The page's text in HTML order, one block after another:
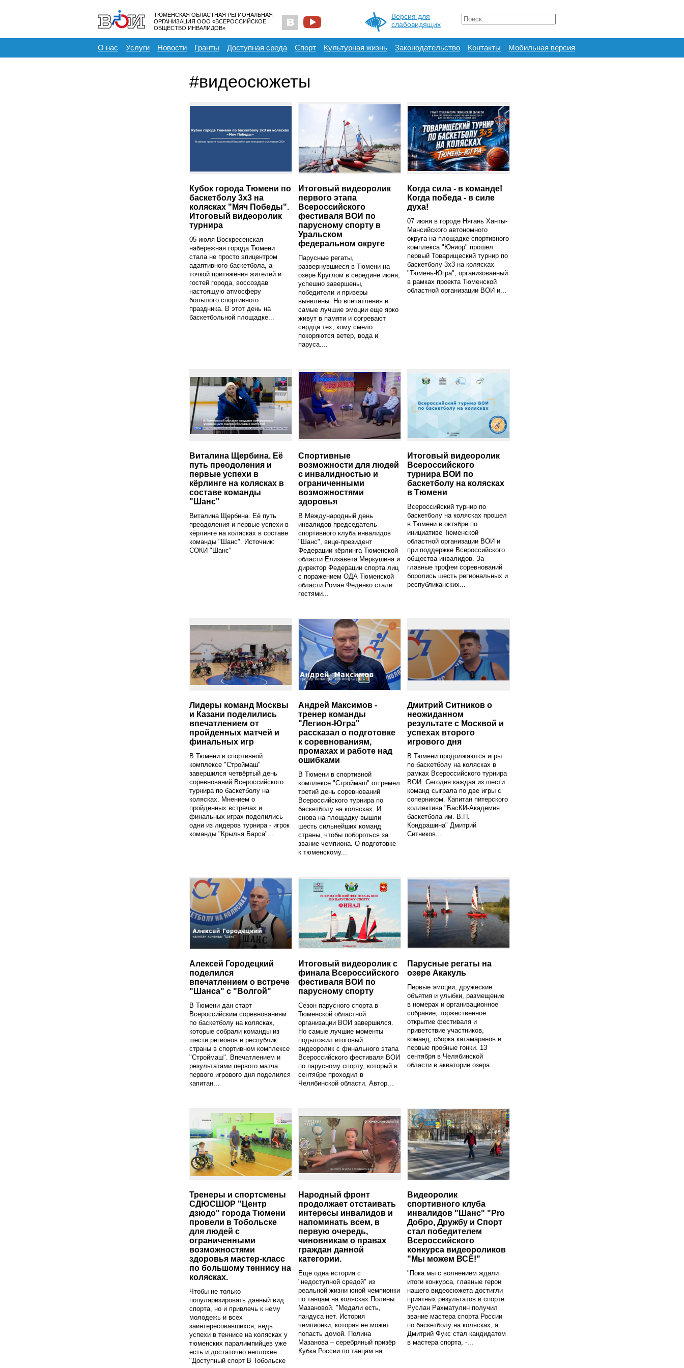
ТЮМЕНСКАЯ ОБЛАСТНАЯ РЕГИОНАЛЬНАЯ
ОРГАНИЗАЦИЯ ООО «ВСЕРОССИЙСКОЕ
ОБЩЕСТВО ИНВАЛИДОВ»
Версия для
слабовидящих
О нас Услуги Новости Гранты Доступная среда Спорт Культурная жизнь Законодательство Контакты Мобильная версия
#видеосюжеты
Кубок города Тюмени по
баскетболу 3x3 на
колясках "Мяч Победы".
Итоговый видеоролик
турнира
05 июля Воскресенская
набережная города Тюмени
стала не просто эпицентром
адаптивного баскетбола, а
точкой притяжения жителей и
гостей города, воссоздав
настоящую атмосферу
большого спортивного
праздника. В этот день на
баскетбольной площадке...
Итоговый видеоролик
первого этапа
Всероссийского
фестиваля ВОИ по
парусному спорту в
Уральском
федеральном округе
Парусные регаты,
развернувшиеся в Тюмени на
озере Круглом в середине июня,
успешно завершены,
победители и призеры
выявлены. Но впечатления и
самые лучшие эмоции еще ярко
живут в памяти и согревают
сердца тех, кому смело
покоряются ветер, вода и
паруса....
Когда сила - в команде!
Когда победа - в силе
духа!
07 июня в городе Нягань Ханты-
Мансийского автономного
округа на площадке спортивного
комплекса "Юниор" прошел
первый Товарищеский турнир по
баскетболу 3x3 на колясках
"Тюмень-Югра", организованный
в рамках проекта Тюменской
областной организации ВОИ и...
Виталина Щербина. Её
путь преодоления и
первые успехи в
кёрлинге на колясках в
составе команды
"Шанс"
Виталина Щербина. Её путь
преодоления и первые успехи в
кёрлинге на колясках в составе
команды "Шанс". Источник:
СОКИ "Шанс"
Спортивные
возможности для людей
с инвалидностью и
ограниченными
возможностями
здоровья
В Международный день
инвалидов председатель
спортивного клуба инвалидов
"Шанс", вице-президент
Федерации кёрлинга Тюменской
области Елизавета Меркушина и
директор Федерации спорта лиц
с поражением ОДА Тюменской
области Роман Феденко стали
гостями...
Итоговый видеоролик
Всероссийского
турнира ВОИ по
баскетболу на колясках
в Тюмени
Всероссийский турнир по
баскетболу на колясках прошел
в Тюмени в октябре по
инициативе Тюменской
областной организации ВОИ и
при поддержке Всероссийского
общества инвалидов. За
главные трофеи соревнований
боролись шесть региональных и
республиканских...
Лидеры команд Москвы
и Казани поделились
впечатлением от
пройденных матчей и
финальных игр
В Тюмени в спортивной
комплексе "Строймаш"
завершился четвёртый день
соревнований Всероссийского
турнира по баскетболу на
колясках. Мнением о
пройденных встречах и
финальных играх поделились
одни из лидеров турнира - игрок
команды "Крылья Барса"...
Андрей Максимов -
тренер команды
"Легион-Югра"
рассказал о подготовке
к соревнованиям,
промахах и работе над
ошибками
В Тюмени в спортивной
комплексе "Строймаш" отгремел
третий день соревнований
Всероссийского турнира по
баскетболу на колясках. И
снова на площадку вышли
шесть сильнейших команд
страны, чтобы побороться за
звание чемпиона. О подготовке
к тюменскому...
Дмитрий Ситников о
неожиданном
результате с Москвой и
успехах второго
игрового дня
В Тюмени продолжаются игры
по баскетболу на колясках в
рамках Всероссийского турнира
ВОИ. Сегодня каждая из шести
команд сыграла по две игры с
соперником. Капитан питерского
коллектива "БасКИ-Академия
баскетбола им. В.П.
Кондрашина" Дмитрий
Ситников...
Алексей Городецкий
поделился
впечатлением о встрече
"Шанса" с "Волгой"
В Тюмени дан старт
Всероссийским соревнованиям
по баскетболу на колясках,
которые собрали команды из
шести регионов и республик
страны в спортивном комплексе
"Строймаш". Впечатлением и
результатами первого матча
первого игрового дня поделился
капитан...
Итоговый видеоролик с
финала Всероссийского
фестиваля ВОИ по
парусному спорту
Сезон парусного спорта в
Тюменской областной
организации ВОИ завершился.
Но самые лучшие моменты
подытожил итоговый
видеоролик с финального этапа
Всероссийского фестиваля ВОИ
по парусному спорту, который в
сентябре проходил в
Челябинской области. Автор...
Парусные регаты на
озере Акакуль
Первые эмоции, дружеские
объятия и улыбки, размещение
в номерах и организационное
собрание, торжественное
открытие фестиваля и
приветствие участников,
команд, сборка катамаранов и
первые пробные гонки. 13
сентября в Челябинской
области в акватории озера...
Тренеры и спортсмены
СДЮСШОР "Центр
дзюдо" города Тюмени
провели в Тобольске
для людей с
ограниченными
возможностями
здоровья мастер-класс
по большому теннису на
колясках.
Чтобы не только
популяризировать данный вид
спорта, но и привлечь к нему
молодежь и всех
заинтересовавшихся, ведь
успехи в теннисе на колясках у
тюменских паралимпийцев уже
есть и достаточно неплохие.
"Доступный спорт В Тобольске
Народный фронт
продолжает отстаивать
интересы инвалидов и
напоминать всем, в
первую очередь,
чиновникам о правах
граждан данной
категории.
Ещё одна история с
"недоступной средой" из
реальной жизни юной чемпионки
по танцам на колясках Полины
Мазановой. "Медали есть,
пандуса нет. История
чемпионки, которая не может
попасть домой. Полина
Мазанова – серебряный призёр
Кубка России по танцам на...
Видеоролик
спортивного клуба
инвалидов "Шанс" "Pro
Добро, Дружбу и Спорт
стал победителем
Всероссийского
конкурса видеороликов
"Мы можем ВСЁ!"
"Пока мы с волнением ждали
итоги конкурса, главные герои
нашего видеосюжета достигли
приятных результатов в спорте:
Руслан Рахматулин получил
звание мастера спорта России
по баскетболу на колясках, а
Дмитрий Фукс стал кандидатом
в мастера спорта, -...